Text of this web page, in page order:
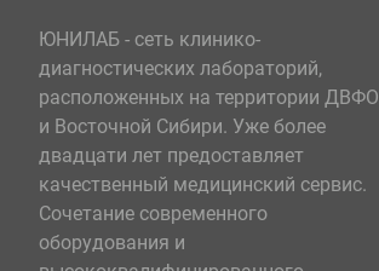
ЮНИЛАБ - сеть клинико-
диагностических лабораторий,
расположенных на территории ДВФО
и Восточной Сибири. Уже более
двадцати лет предоставляет
качественный медицинский сервис.
Сочетание современного
оборудования и